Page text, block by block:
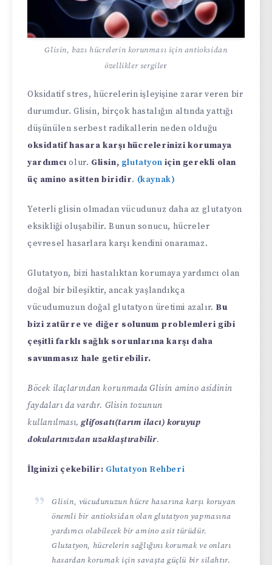
Glisin, bazı hücrelerin korunması için antioksidan
özellikler sergiler
Oksidatif stres, hücrelerin işleyişine zarar veren bir
durumdur. Glisin, birçok hastalığın altında yattığı
düşünülen serbest radikallerin neden olduğu
oksidatif hasara karşı hücrelerinizi korumaya
yardımcıolur. Glisin, glutatyon için gerekli olan
üç amino asitten biridir. (kaynak)
Yeterli glisin olmadan vücudunuz daha az glutatyon
eksikliği oluşabilir. Bunun sonucu, hücreler
çevresel hasarlara karşı kendini onaramaz.
Glutatyon, bizi hastalıktan korumaya yardımcı olan
doğal bir bileşiktir, ancak yaşlandıkça
vücudumuzun doğal glutatyon üretimi azalır. Bu
bizi zatürre ve diğer solunum problemleri gibi
çeşitli farklı sağlık sorunlarına karşı daha
savunmasız hale getirebilir.
Böcek ilaçlarından korunmada Glisin amino asidinin
faydaları da vardır. Glisin tozunun
kullanılması,glifosatı(tarım ilacı) koruyup
dokularınızdan uzaklaştırabilir.
İlginizi çekebilir: Glutatyon Rehberi
Glisin, vücudunuzun hücre hasarına karşı koruyan
önemli bir antioksidan olan glutatyon yapmasına
yardımcı olabilecek bir amino asit türüdür.
Glutatyon, hücrelerin sağlığını korumak ve onları
hasardan korumak için savaşta güçlü bir silahtır.